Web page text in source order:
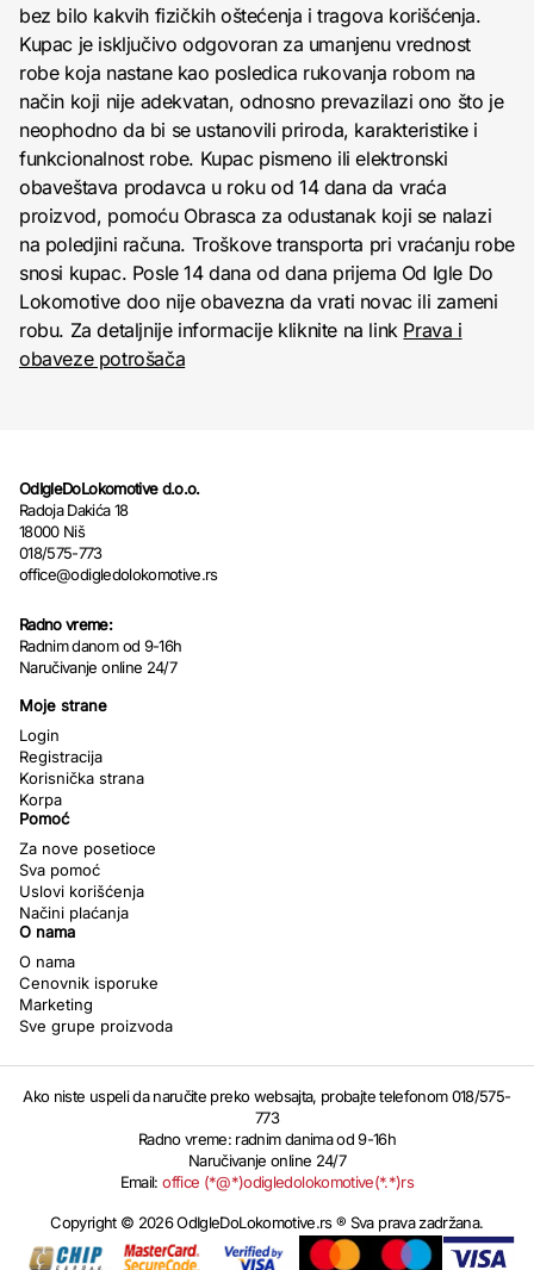
bez bilo kakvih fizičkih oštećenja i tragova korišćenja.
Kupac je isključivo odgovoran za umanjenu vrednost
robe koja nastane kao posledica rukovanja robom na
način koji nije adekvatan, odnosno prevazilazi ono što je
neophodno da bi se ustanovili priroda, karakteristike i
funkcionalnost robe. Kupac pismeno ili elektronski
obaveštava prodavca u roku od 14 dana da vraća
proizvod, pomoću Obrasca za odustanak koji se nalazi
na poledjini računa. Troškove transporta pri vraćanju robe
snosi kupac. Posle 14 dana od dana prijema Od Igle Do
Lokomotive doo nije obavezna da vrati novac ili zameni
robu. Za detaljnije informacije kliknite na link Prava i
obaveze potrošača
OdIgleDoLokomotive d.o.o.
Radoja Dakića 18
18000 Niš
018/575-773
office@odigledolokomotive.rs
Radno vreme:
Radnim danom od 9-16h
Naručivanje online 24/7
Moje strane
Login
Registracija
Korisnička strana
Korpa
Pomoć
Za nove posetioce
Sva pomoć
Uslovi korišćenja
Načini plaćanja
O nama
O nama
Cenovnik isporuke
Marketing
Sve grupe proizvoda
Ako niste uspeli da naručite preko websajta, probajte telefonom 018/575-
773
Radno vreme: radnim danima od 9-16h
Naručivanje online 24/7
Email:office (*@*)odigledolokomotive(*.*)rs
Copyright © 2026 OdIgleDoLokomotive.rs ® Sva prava zadržana.